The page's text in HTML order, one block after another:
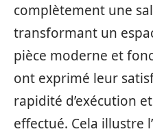
complètement une
transformant un
pièce moderne et
ont exprimé leur
rapidité d’exécution
effectué. Cela illustre